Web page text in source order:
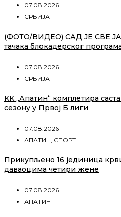
07.08.2026
СРБИЈА
(ФОТО/ВИДЕО) САД ЈЕ СВЕ
тачака блокадерског
07.08.2026
СРБИЈА
KK „Апатин“ комплетира
сезону у Првој Б лиги
07.08.2026
АПАТИН СПОРТ
Прикупљено 16 јединица
даваоцима четири жене
07.08.2026
АПАТИН